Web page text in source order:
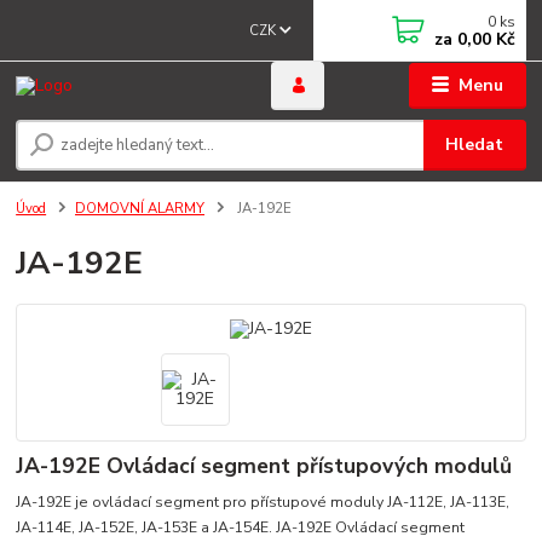
Menu
CZK
Hledat
0 ks
za 0,00 Kč
Úvod DOMOVNÍ ALARMY JA-192E
JA-192E
JA-192E Ovládací segment přístupových modulů
JA-192E je ovládací segment pro přístupové moduly JA-112E, JA-113E,
JA-114E, JA-152E, JA-153E a JA-154E. JA-192E Ovládací segment